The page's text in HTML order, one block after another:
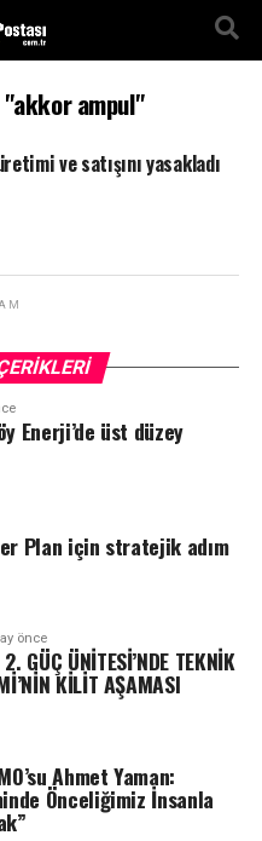
ampul"
ve satışını yasakladı
Enerji’de üst düzey
Plan için stratejik adım
önce
GÜÇ ÜNİTESİ’NDE TEKNİK
KİLİT AŞAMASI
Ahmet Yaman:
Önceliğimiz İnsanla